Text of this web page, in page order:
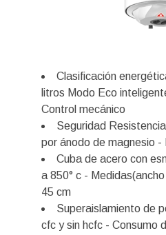
Clasificación
litros Modo Eco
Control mecánico
Seguridad
por ánodo de magnesio -
Cuba de acero con
a 850° c -
45 cm
Superaislamiento de
cfc y sin hcfc - Consumo